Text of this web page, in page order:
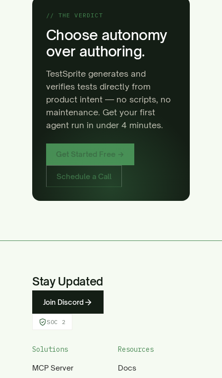
// THE VERDICT
Choose autonomy
over authoring.
TestSprite generates and
verifies tests directly from
product intent — no scripts, no
maintenance. Get your first
agent run in under 4 minutes.
Get Started Free →
Schedule a Call
Stay Updated
Join Discord
SOC 2
Solutions
MCP Server
Resources
Docs